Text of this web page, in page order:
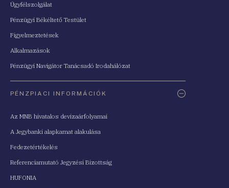
Ügyfélszolgálat
Pénzügyi Békéltető Testület
Figyelmeztetések
Alkalmazások
Pénzügyi Navigátor Tanácsadó Irodahálózat
PÉNZPIACI INFORMÁCIÓK
Az MNB hivatalos devizaárfolyamai
A Jegybanki alapkamat alakulása
Fedezetértékelés
Referenciamutató Jegyzési Bizottság
HUFONIA